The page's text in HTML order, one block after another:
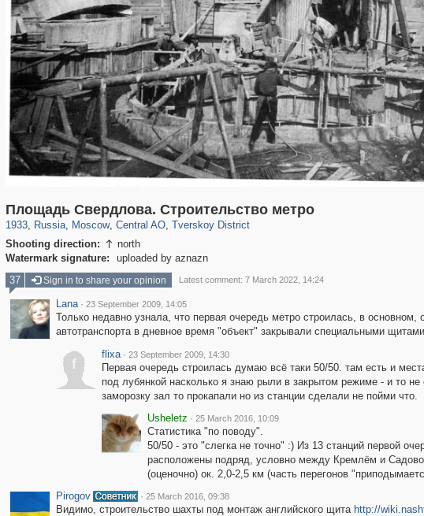
Площадь Свердлова. Строительство метро
1933, Russia
1,406,456 29,243
, Moscow
319,780 8,286
, Central AO
159,978 5,916
, Tverskoy District
53,034 2,283
Shooting direction:  north
Watermark signature:
uploaded by aznazn
37 Sign in to share your opinion Latest comment: 7 March 2022, 14:24
Lana · 23 September 2009, 14:05
Только недавно узнала, что первая очередь метро строилась, в
автотранспорта в дневное время "объект" закрывали специальными
f
flixa · 23 September 2009, 14:30
Первая очередь строилась думаю всё таки 50/50. там есть и
под лубянкой насколько я знаю рыли в закрытом режиме - и то
заморозку зал то прокапали но из станции сделали не пойми что.
Usheletz · 25 March 2016, 10:09
Статистика "по поводу".
50/50 - это "слегка не точно" :) Из 13 станций первой
расположены подряд, условно между Кремлём и
(оценочно) ок. 2,0-2,5 км (часть перегонов
Pirogov
· 25 March 2016, 09:38
Видимо, строительство шахты под монтаж английского щита http://